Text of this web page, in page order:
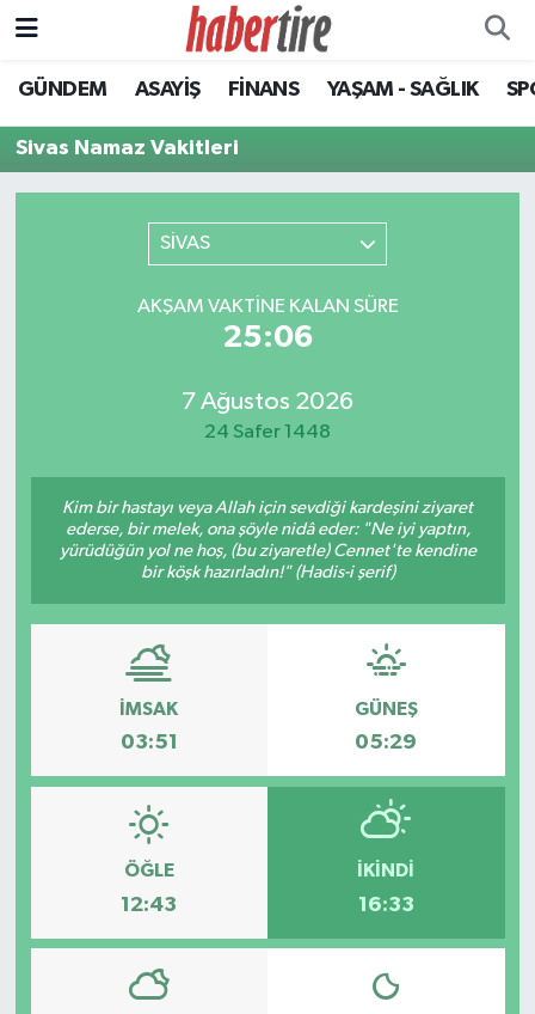
GÜNDEM ASAYİŞ FİNANS YAŞAM - SAĞLIK
Sivas Namaz Vakitleri
SİVAS
AKŞAM VAKTINE KALAN SÜRE
25:06
7 Ağustos 2026
24 Safer 1448
Kim bir hastayı veya Allah için sevdiği kardeşini ziyaret
ederse, bir melek, ona şöyle nidâ eder: "Ne iyi yaptın,
yürüdüğün yol ne hoş, (bu ziyaretle) Cennet'te kendine
bir köşk hazırladın!" (Hadis-i şerif)
İMSAK
03:51
GÜNEŞ
05:29
ÖĞLE
12:43
İKINDI
16:33
Tire Nöbetçi Eczaneler
Tire Hava Durumu
Son Dakika Haberleri